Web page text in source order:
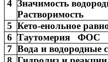
4 Значимость
Растворимость
5 Кето-енольное
6 Таутомерия ФОС
7 Вода и водородные